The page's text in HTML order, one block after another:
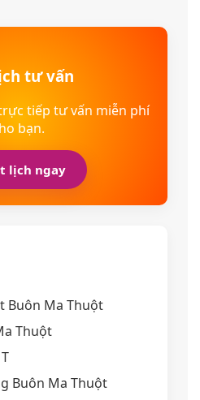
tư vấn
tiếp tư vấn miễn phí
bạn.
lịch ngay
Buôn Ma Thuột
Thuột
Buôn Ma Thuột